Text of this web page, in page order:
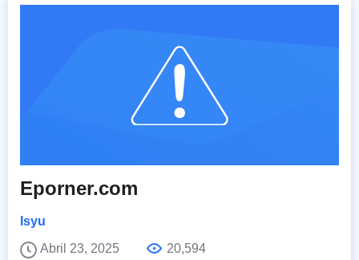
Eporner.com
Isyu
Abril 23, 2025
20,594